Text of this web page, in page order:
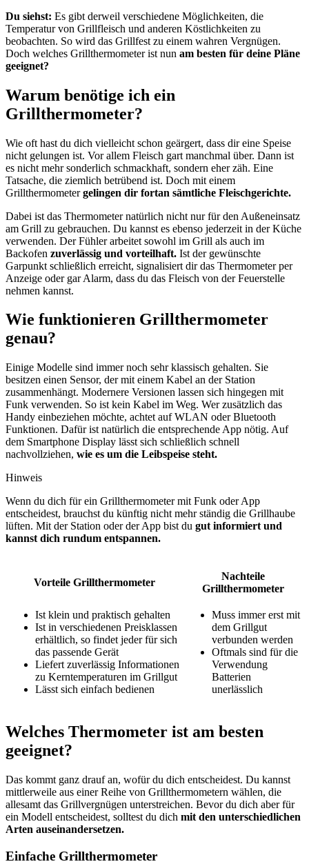
Du siehst: Es gibt derweil verschiedene Möglichkeiten, die
Temperatur von Grillfleisch und anderen Köstlichkeiten zu
beobachten. So wird das Grillfest zu einem wahren Vergnügen.
Doch welches Grillthermometer ist nun am besten für deine Pläne
geeignet?
Warum benötige ich ein
Grillthermometer?
Wie oft hast du dich vielleicht schon geärgert, dass dir eine Speise
nicht gelungen ist. Vor allem Fleisch gart manchmal über. Dann ist
es nicht mehr sonderlich schmackhaft, sondern eher zäh. Eine
Tatsache, die ziemlich betrübend ist. Doch mit einem
Grillthermometergelingen dir fortan sämtliche Fleischgerichte.
Dabei ist das Thermometer natürlich nicht nur für den Außeneinsatz
am Grill zu gebrauchen. Du kannst es ebenso jederzeit in der Küche
verwenden. Der Fühler arbeitet sowohl im Grill als auch im
Backofen zuverlässig und vorteilhaft. Ist der gewünschte
Garpunkt schließlich erreicht, signalisiert dir das Thermometer per
Anzeige oder gar Alarm, dass du das Fleisch von der Feuerstelle
nehmen kannst.
Wie funktionieren Grillthermometer
genau?
Einige Modelle sind immer noch sehr klassisch gehalten. Sie
besitzen einen Sensor, der mit einem Kabel an der Station
zusammenhängt. Modernere Versionen lassen sich hingegen mit
Funk verwenden. So ist kein Kabel im Weg. Wer zusätzlich das
Handy einbeziehen möchte, achtet auf WLAN oder Bluetooth
Funktionen. Dafür ist natürlich die entsprechende App nötig. Auf
dem Smartphone Display lässt sich schließlich schnell
nachvollziehen, wie es um die Leibspeise steht.
Hinweis
Wenn du dich für ein Grillthermometer mit Funk oder App
entscheidest, brauchst du künftig nicht mehr ständig die Grillhaube
lüften. Mit der Station oder der App bist du gut informiert und
kannst dich rundum entspannen.
Vorteile Grillthermometer
Nachteile
Grillthermometer
Ist klein und praktisch gehalten
Ist in verschiedenen Preisklassen
erhältlich, so findet jeder für sich
das passende Gerät
Liefert zuverlässig Informationen
zu Kerntemperaturen im Grillgut
Lässt sich einfach bedienen
Muss immer erst mit
dem Grillgut
verbunden werden
Oftmals sind für die
Verwendung
Batterien
unerlässlich
Welches Thermometer ist am besten
geeignet?
Das kommt ganz drauf an, wofür du dich entscheidest. Du kannst
mittlerweile aus einer Reihe von Grillthermometern wählen, die
allesamt das Grillvergnügen unterstreichen. Bevor du dich aber für
ein Modell entscheidest, solltest du dich mit den unterschiedlichen
Arten auseinandersetzen.
Einfache Grillthermometer